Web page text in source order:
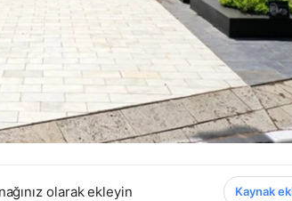
olarak ekleyin Kaynak